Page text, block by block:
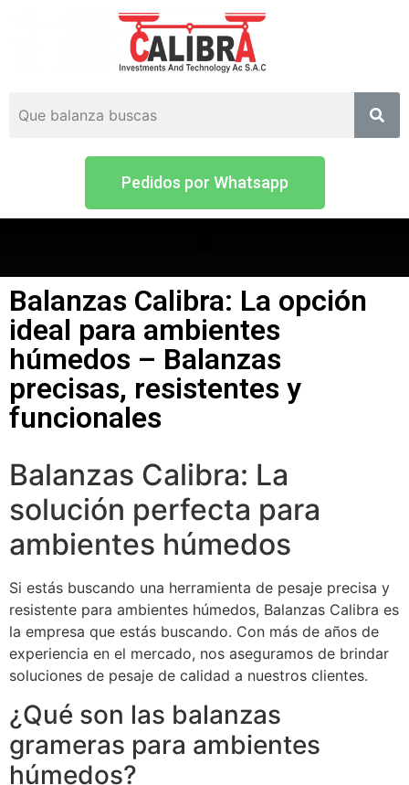
Pedidos por Whatsapp
Balanzas Calibra: La opción
ideal para ambientes
húmedos – Balanzas
precisas, resistentes y
funcionales
Balanzas Calibra: La
solución perfecta para
ambientes húmedos
Si estás buscando una herramienta de pesaje precisa y
resistente para ambientes húmedos, Balanzas Calibra es
la empresa que estás buscando. Con más de años de
experiencia en el mercado, nos aseguramos de brindar
soluciones de pesaje de calidad a nuestros clientes.
¿Qué son las balanzas
grameras para ambientes
húmedos?